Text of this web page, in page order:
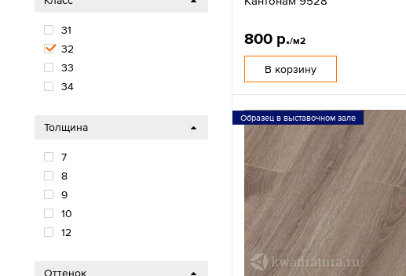
800 р./м2
В корзину
Образец в выставочном зале
31
32
33
34
Толщина
7
8
9
10
12
Оттенок